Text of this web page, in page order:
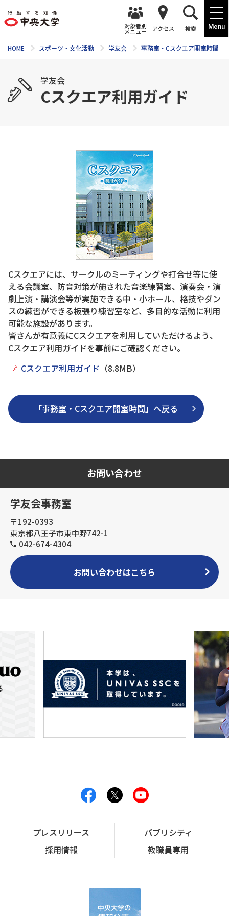
Menu
対象者別
メニュー アクセス 検索
HOME スポーツ・文化活動 学友会 事務室・Cスクエア開室時間
学友会
Cスクエア利用ガイド
Cスクエアには、サークルのミーティングや打合せ等に使
える会議室、防音対策が施された音楽練習室、演奏会・演
劇上演・講演会等が実施できる中・小ホール、格技やダン
スの練習ができる板張り練習室など、多目的な活動に利用
可能な施設があります。
皆さんが有意義にCスクエアを利用していただけるよう、
Cスクエア利用ガイドを事前にご確認ください。
Cスクエア利用ガイド （8.8MB）
「事務室・Cスクエア開室時間」へ戻る
お問い合わせ
学友会事務室
〒192-0393
東京都八王子市東中野742-1
042-674-4304
お問い合わせはこちら
プレスリリース
パブリシティ
採用情報
教職員専用